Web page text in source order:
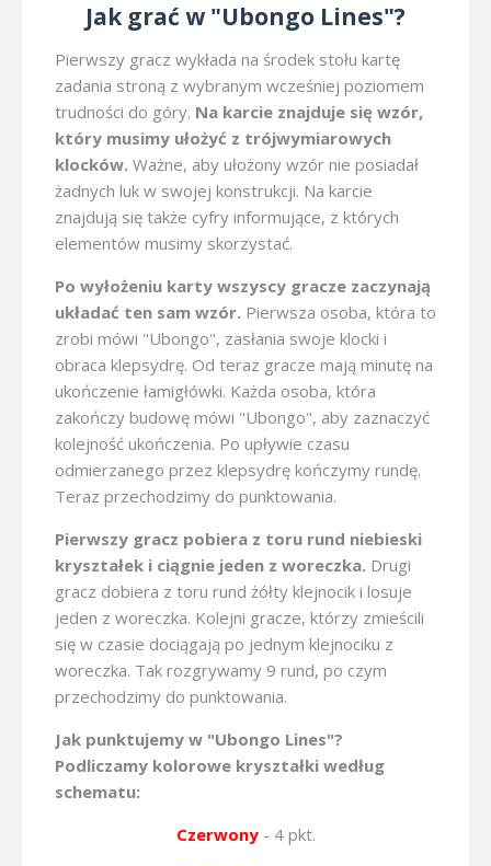
Jak grać w "Ubongo Lines"?
Pierwszy gracz wykłada na środek stołu kartę
zadania stroną z wybranym wcześniej poziomem
trudności do góry. Na karcie znajduje się wzór,
który musimy ułożyć z trójwymiarowych
klocków. Ważne, aby ułożony wzór nie posiadał
żadnych luk w swojej konstrukcji. Na karcie
znajdują się także cyfry informujące, z których
elementów musimy skorzystać.
Po wyłożeniu karty wszyscy gracze zaczynają
układać ten sam wzór. Pierwsza osoba, która to
zrobi mówi "Ubongo", zasłania swoje klocki i
obraca klepsydrę. Od teraz gracze mają minutę na
ukończenie łamigłówki. Każda osoba, która
zakończy budowę mówi "Ubongo", aby zaznaczyć
kolejność ukończenia. Po upływie czasu
odmierzanego przez klepsydrę kończymy rundę.
Teraz przechodzimy do punktowania.
Pierwszy gracz pobiera z toru rund niebieski
kryształek i ciągnie jeden z woreczka. Drugi
gracz dobiera z toru rund żółty klejnocik i losuje
jeden z woreczka. Kolejni gracze, którzy zmieścili
się w czasie dociągają po jednym klejnociku z
woreczka. Tak rozgrywamy 9 rund, po czym
przechodzimy do punktowania.
Jak punktujemy w "Ubongo Lines"?
Podliczamy kolorowe kryształki według
schematu:
Czerwony- 4 pkt.